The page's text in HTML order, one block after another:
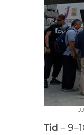
Tid –